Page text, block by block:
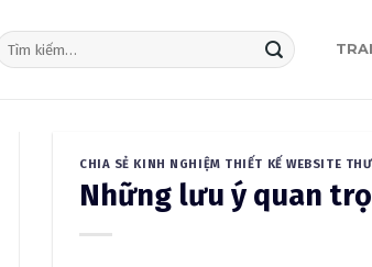
CHIA SẺ KINH NGHIỆM THIẾT KẾ WEBSITE
Những lưu ý quan